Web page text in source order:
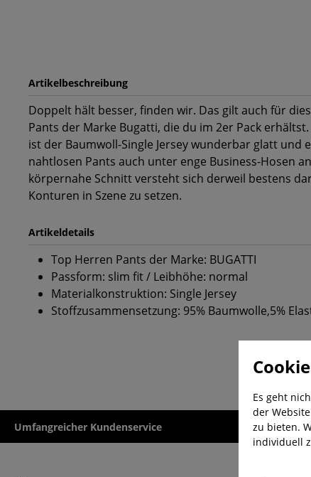
Artikelbeschreibung
Doppelt hält besser, finden wir. Das gilt auch für
Pants der Marke Bugatti, die du im 2er Pack
ist der Baumwoll-Single Jersey wunderbar glatt und
nahtlosen Pants auch unter enge Business-Hosen
körpernahe Schnitt versteht sich derweil bestens
Konturen in Szene zu setzen.
Artikeldetails
Top Herren Pants der Marke: BUGATTI
Passform: slim fit / Leibhöhe: normal
Materialkonstruktion: Single Jersey
Stoffzusammensetzung: 95% Baumwolle,5%
Umfangreicher Kundenservice Kauf auf
Es geht
der
zu bieten.
individuell